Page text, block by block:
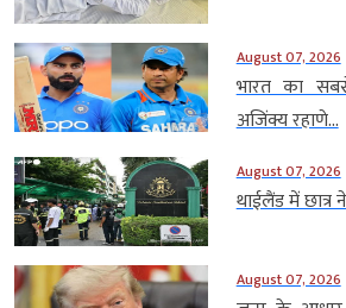
August 07, 2026
भारत का
अजिंक्य रहाणे...
August 07, 2026
थाईलैंड में
August 07, 2026